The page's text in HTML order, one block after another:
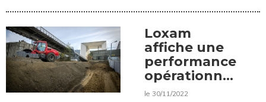
Loxam
affiche une
performance
opérationnelle
solide au 3e
le 30/11/2022